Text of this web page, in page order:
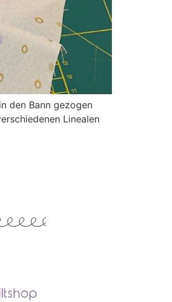
den Bann gezogen
Linealen